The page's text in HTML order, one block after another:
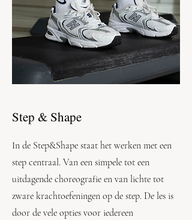
Step & Shape
In de Step&Shape staat het werken met een
step centraal. Van een simpele tot een
uitdagende choreografie en van lichte tot
zware krachtoefeningen op de step. De les is
door de vele opties voor iedereen